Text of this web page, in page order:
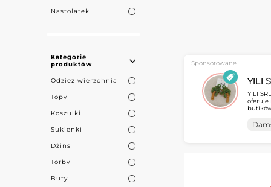
Nastolatek
Kategorie
produktów
Odzież wierzchnia
Topy
Koszulki
Sukienki
Dżins
Torby
Buty
czy
Dołączając
rozmiarów
damskiej.
wsparcia,
Sponsorowane
YILI
YILI
oferuje